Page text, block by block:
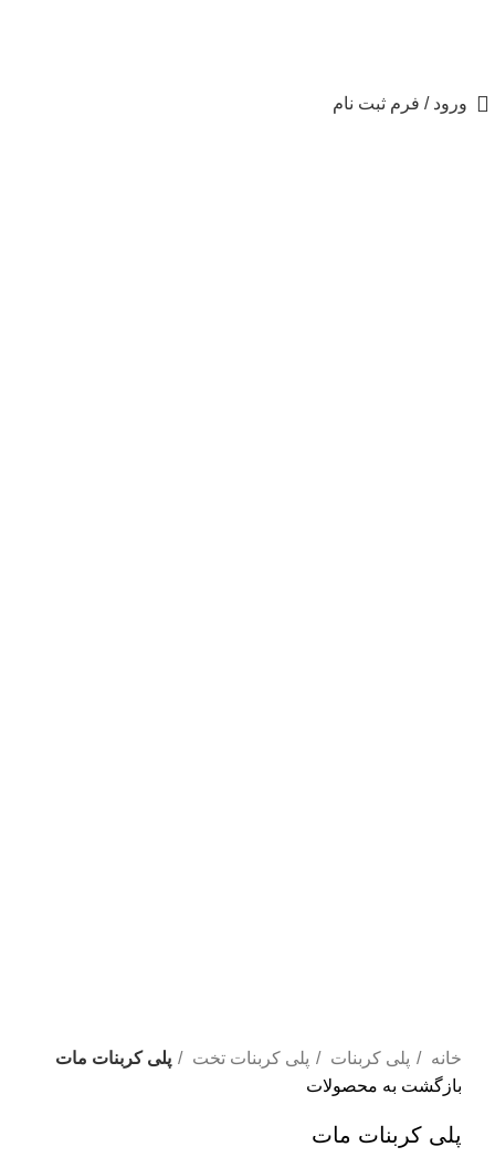
ورود / فرم ثبت نام
خانه پلی کربنات پلی کربنات تخت
پلی کربنات مات
بازگشت به محصولات
پلی کربنات مات